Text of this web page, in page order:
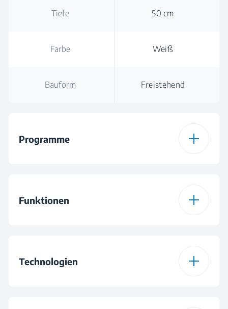
Tiefe 50 cm
Farbe Weiß
Bauform Freistehend
Programme
Programm 2 Buntwäsche Eco
Funktionen
Technologien